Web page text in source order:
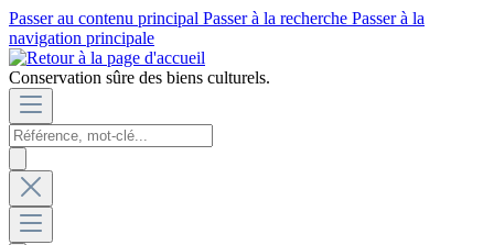
Passer au contenu principal Passer à la recherche Passer à la
navigation principale
Conservation sûre des biens culturels.